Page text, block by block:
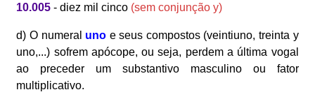
10.005 - diez mil cinco (sem conjunção y)
d) O numeral uno e seus compostos (veintiuno, treinta y
uno,...) sofrem apócope, ou seja, perdem a última vogal
ao preceder um substantivo masculino ou fator
multiplicativo.